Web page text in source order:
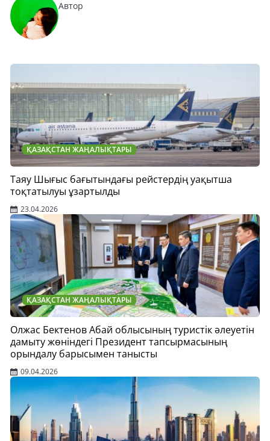
Автор
ҚАЗАҚСТАН ЖАҢАЛЫҚТАРЫ
Таяу Шығыс бағытындағы рейстердің уақытша
тоқтатылуы ұзартылды
23.04.2026
ҚАЗАҚСТАН ЖАҢАЛЫҚТАРЫ
Олжас Бектенов Абай облысының туристік әлеуетін
дамыту жөніндегі Президент тапсырмасының
орындалу барысымен танысты
09.04.2026